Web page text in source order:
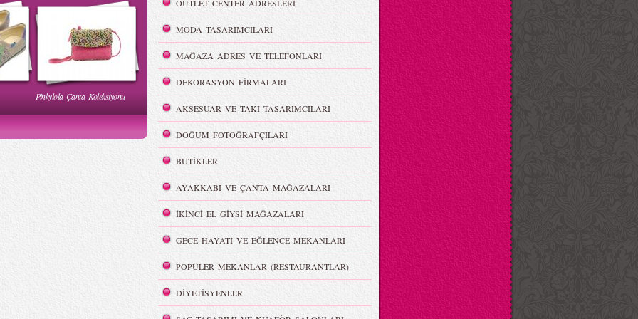
Hakan Akkaya - MBFWI Yaz
Pinkylola Çanta Koleksiyonu
OUTLET CENTER ADRESLERİ
MODA TASARIMCILARI
MAĞAZA ADRES VE TELEFONLARI
DEKORASYON FİRMALARI
AKSESUAR VE TAKI TASARIMCILARI
DOĞUM FOTOĞRAFÇILARI
BUTİKLER
AYAKKABI VE ÇANTA MAĞAZALARI
İKİNCİ EL GİYSİ MAĞAZALARI
GECE HAYATI VE EĞLENCE MEKANLARI
POPÜLER MEKANLAR (RESTAURANTLAR)
DİYETİSYENLER